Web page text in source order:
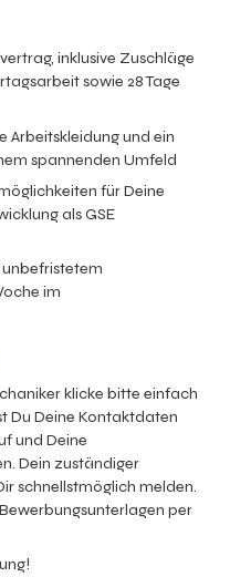
inklusive Zuschläge
sowie 28 Tage
Arbeitskleidung und ein
spannenden Umfeld
für Deine
als GSE
im
klicke bitte einfach
Du Deine Kontaktdaten
und Deine
Dein zuständiger
schnellstmöglich melden.
per